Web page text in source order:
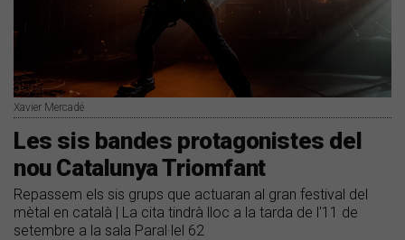
Xavier Mercadé
Les sis bandes protagonistes del
nou Catalunya Triomfant
Repassem els sis grups que actuaran al gran festival del
mètal en català | La cita tindrà lloc a la tarda de l'11 de
setembre a la sala Paral·lel 62